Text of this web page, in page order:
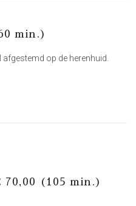
min.)
op de herenhuid.
(105 min.)